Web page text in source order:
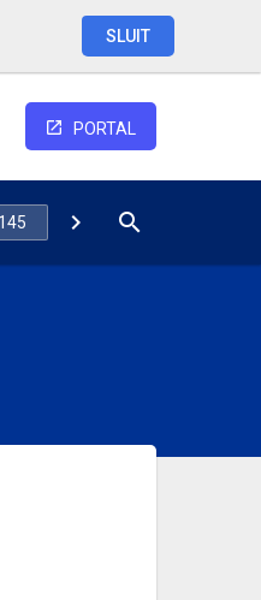
PORTAL
SLUIT